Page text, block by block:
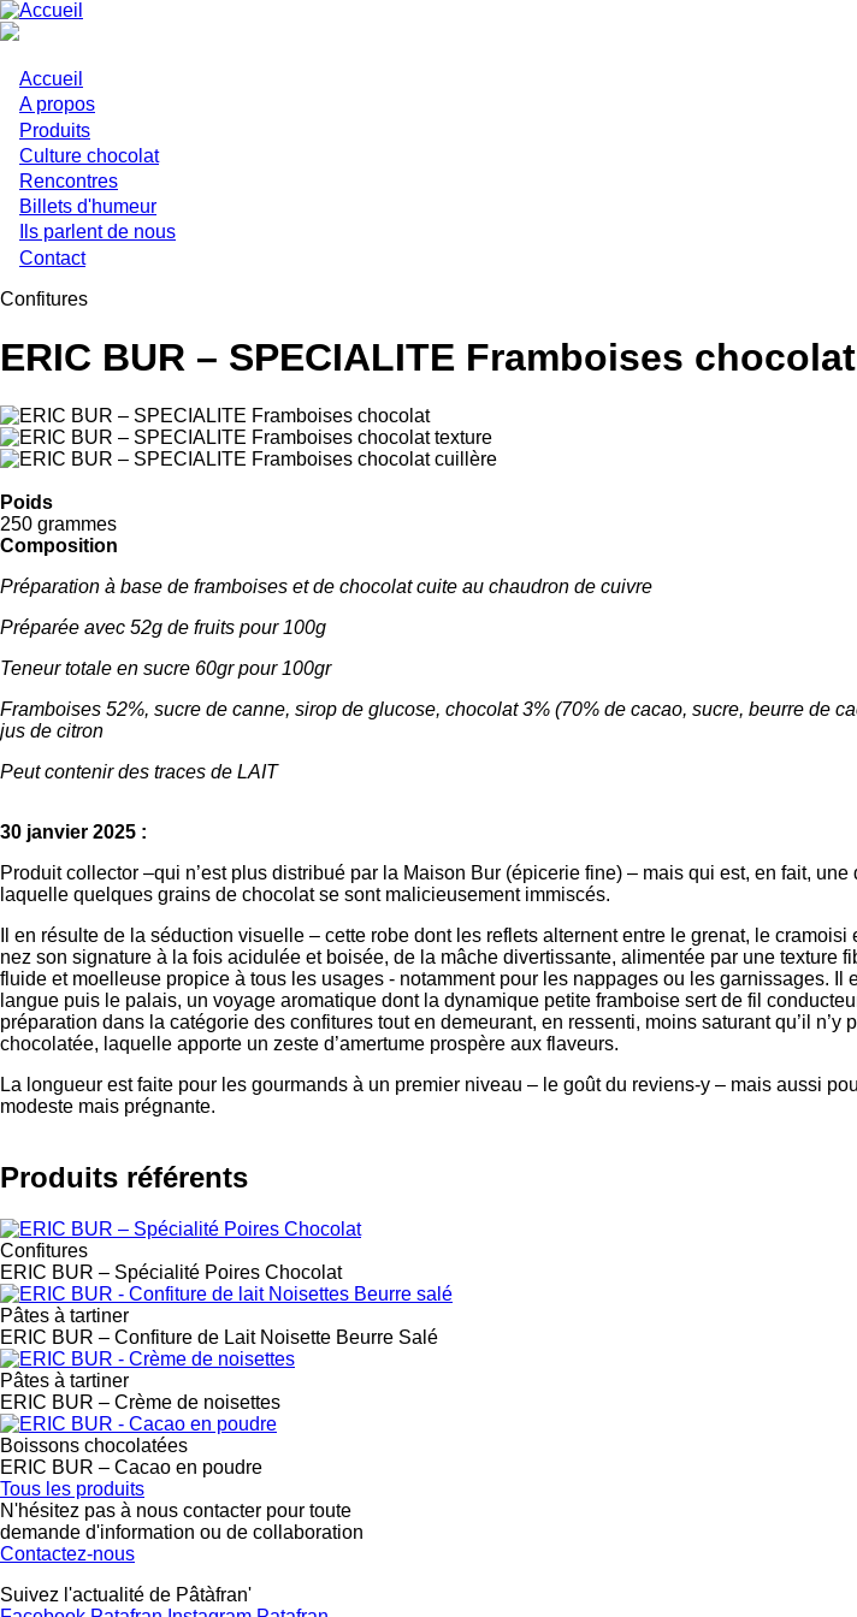
Aller
au
principal
Main
navigation
Accueil
A propos
Produits
Culture chocolat
Rencontres
Billets d'humeur
Ils parlent de nous
Contact
Confitures
ERIC BUR – SPECIALITE Framboises chocolat
Poids
250 grammes
Composition
Préparation à base de framboises et de chocolat cuite au chaudron de cuivre
Préparée avec 52g de fruits pour 100g
Teneur totale en sucre 60gr pour 100gr
Framboises 52%, sucre de canne, sirop de glucose, chocolat 3% (70% de cacao, sucre, beurre de
jus de citron
Peut contenir des traces de LAIT
30 janvier 2025 :
Produit collector –qui n’est plus distribué par la Maison Bur (épicerie fine) – mais qui est, en fait,
laquelle quelques grains de chocolat se sont malicieusement immiscés.
Il en résulte de la séduction visuelle – cette robe dont les reflets alternent entre le grenat, le
nez son signature à la fois acidulée et boisée, de la mâche divertissante, alimentée par une
fluide et moelleuse propice à tous les usages - notamment pour les nappages ou les garnissages.
langue puis le palais, un voyage aromatique dont la dynamique petite framboise sert de fil
préparation dans la catégorie des confitures tout en demeurant, en ressenti, moins saturant qu’il
chocolatée, laquelle apporte un zeste d’amertume prospère aux flaveurs.
La longueur est faite pour les gourmands à un premier niveau – le goût du reviens-y – mais aussi
modeste mais prégnante.
Produits référents
Confitures
ERIC BUR – Spécialité Poires Chocolat
Pâtes à tartiner
ERIC BUR – Confiture de Lait Noisette Beurre Salé
Pâtes à tartiner
ERIC BUR – Crème de noisettes
Boissons chocolatées
ERIC BUR – Cacao en poudre
Tous les produits
N'hésitez pas à nous contacter pour toute
demande d'information ou de collaboration
Contactez-nous
Suivez l'actualité de Pâtàfran'